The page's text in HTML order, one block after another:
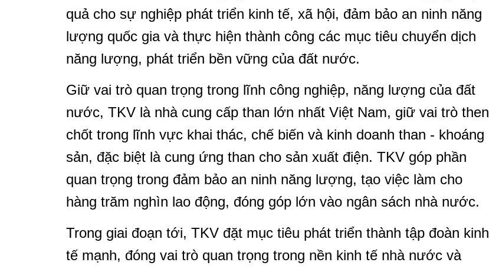
quả cho sự nghiệp phát triển kinh tế, xã hội, đảm bảo an ninh năng
lượng quốc gia và thực hiện thành công các mục tiêu chuyển dịch
năng lượng, phát triển bền vững của đất nước.
Giữ vai trò quan trọng trong lĩnh công nghiệp, năng lượng của đất
nước, TKV là nhà cung cấp than lớn nhất Việt Nam, giữ vai trò then
chốt trong lĩnh vực khai thác, chế biến và kinh doanh than - khoáng
sản, đặc biệt là cung ứng than cho sản xuất điện. TKV góp phần
quan trọng trong đảm bảo an ninh năng lượng, tạo việc làm cho
hàng trăm nghìn lao động, đóng góp lớn vào ngân sách nhà nước.
Trong giai đoạn tới, TKV đặt mục tiêu phát triển thành tập đoàn kinh
tế mạnh, đóng vai trò quan trọng trong nền kinh tế nhà nước và